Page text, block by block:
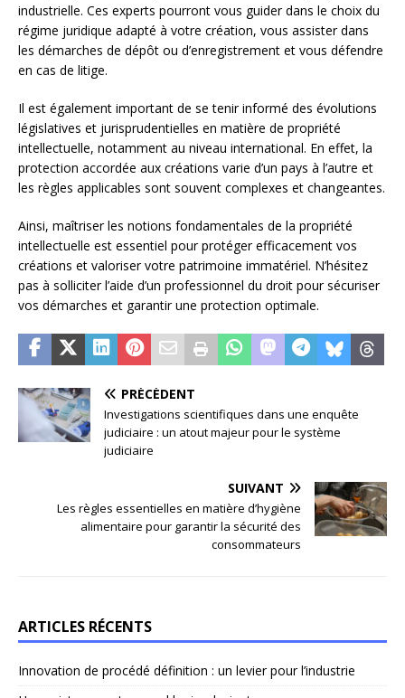
industrielle. Ces experts pourront vous guider dans le choix du
régime juridique adapté à votre création, vous assister dans
les démarches de dépôt ou d’enregistrement et vous défendre
en cas de litige.
Il est également important de se tenir informé des évolutions
législatives et jurisprudentielles en matière de propriété
intellectuelle, notamment au niveau international. En effet, la
protection accordée aux créations varie d’un pays à l’autre et
les règles applicables sont souvent complexes et changeantes.
Ainsi, maîtriser les notions fondamentales de la propriété
intellectuelle est essentiel pour protéger efficacement vos
créations et valoriser votre patrimoine immatériel. N’hésitez
pas à solliciter l’aide d’un professionnel du droit pour sécuriser
vos démarches et garantir une protection optimale.
PRÉCÉDENT
Investigations scientifiques dans une enquête
judiciaire : un atout majeur pour le système
judiciaire
SUIVANT
Les règles essentielles en matière d’hygiène
alimentaire pour garantir la sécurité des
consommateurs
ARTICLES RÉCENTS
Innovation de procédé définition : un levier pour l’industrie